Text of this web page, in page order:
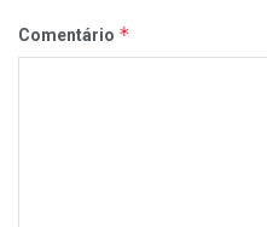
Comentário *